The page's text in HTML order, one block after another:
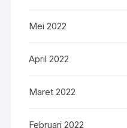
Mei 2022
April 2022
Maret 2022
Februari 2022